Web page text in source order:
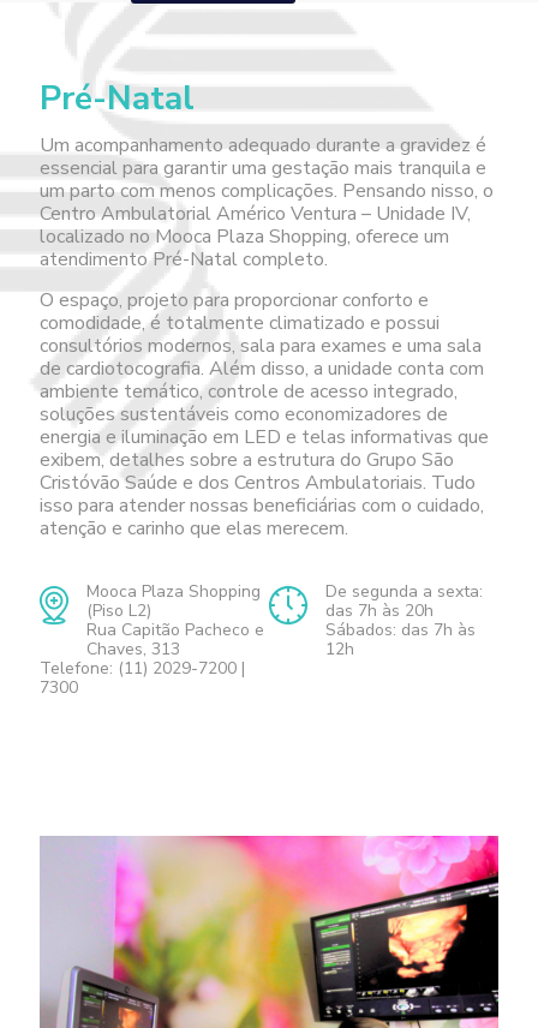
Pré-Natal
Um acompanhamento adequado durante a gravidez é
essencial para garantir uma gestação mais tranquila e
um parto com menos complicações. Pensando nisso, o
Centro Ambulatorial Américo Ventura – Unidade IV,
localizado no Mooca Plaza Shopping, oferece um
atendimento Pré-Natal completo.
O espaço, projeto para proporcionar conforto e
comodidade, é totalmente climatizado e possui
consultórios modernos, sala para exames e uma sala
de cardiotocografia. Além disso, a unidade conta com
ambiente temático, controle de acesso integrado,
soluções sustentáveis como economizadores de
energia e iluminação em LED e telas informativas que
exibem, detalhes sobre a estrutura do Grupo São
Cristóvão Saúde e dos Centros Ambulatoriais. Tudo
isso para atender nossas beneficiárias com o cuidado,
atenção e carinho que elas merecem.
Mooca Plaza Shopping
(Piso L2)
Rua Capitão Pacheco e
Chaves, 313
Telefone: (11) 2029-7200 |
7300
De segunda a sexta:
das 7h às 20h
Sábados: das 7h às
12h